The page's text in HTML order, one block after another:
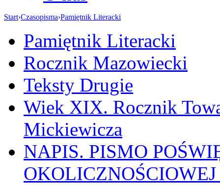
Start›Czasopisma›Pamiętnik Literacki
Pamiętnik Literacki
Rocznik Mazowiecki
Teksty Drugie
Wiek XIX. Rocznik
Mickiewicza
NAPIS. PISMO